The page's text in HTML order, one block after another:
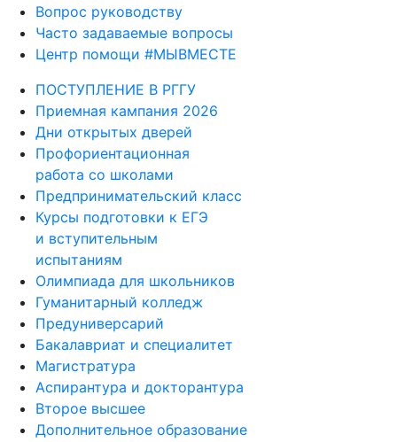
Вопрос руководству
Часто задаваемые вопросы
Центр помощи #МЫВМЕСТЕ
ПОСТУПЛЕНИЕ В РГГУ
Приемная кампания 2026
Дни открытых дверей
Профориентационная
работа со школами
Предпринимательский класс
Курсы подготовки к ЕГЭ
и вступительным
испытаниям
Олимпиада для школьников
Гуманитарный колледж
Предуниверсарий
Бакалавриат и специалитет
Магистратура
Аспирантура и докторантура
Второе высшее
Дополнительное образование